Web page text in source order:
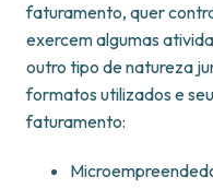
faturamento, quer
exercem algumas
outro tipo de natureza
formatos utilizados e
faturamento: